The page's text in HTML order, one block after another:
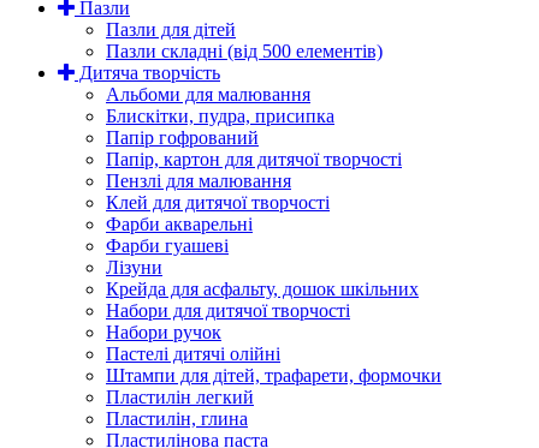
Пазли
Пазли для дітей
Пазли складні (від 500 елементів)
Дитяча творчість
Альбоми для малювання
Блискітки, пудра, присипка
Папір гофрований
Папір, картон для дитячої творчості
Пензлі для малювання
Клей для дитячої творчості
Фарби акварельні
Фарби гуашеві
Лізуни
Крейда для асфальту, дошок шкільних
Набори для дитячої творчості
Набори ручок
Пастелі дитячі олійні
Штампи для дітей, трафарети, формочки
Пластилін легкий
Пластилін, глина
Пластилінова паста